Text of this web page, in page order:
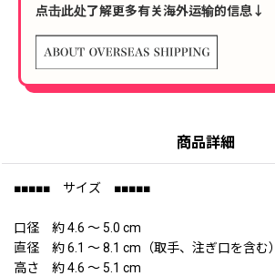
点击此处了解更多有关海外运输的信息↓
商品詳細
■■■■■ サイズ ■■■■■
口径 約 4.6 〜 5.0 cm
直径 約 6.1 〜 8.1 cm（取手、注ぎ口を含む）
高さ 約 4.6 〜 5.1 cm